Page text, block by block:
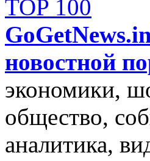
новостной
экономики,
общество,
аналитика,